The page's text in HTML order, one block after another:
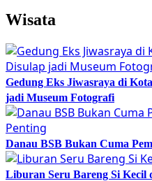
Wisata
Gedung Eks Jiwasraya di
jadi Museum Fotografi
Danau BSB Bukan Cuma
Liburan Seru Bareng Si Kecil